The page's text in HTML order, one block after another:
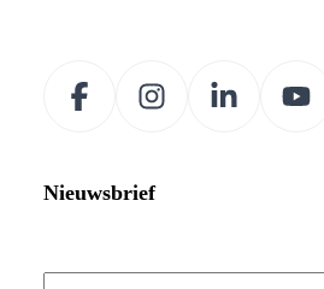
Nieuwsbrief